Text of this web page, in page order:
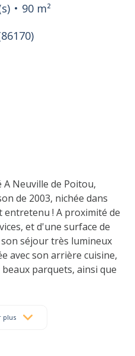
90 m²
Neuville de Poitou,
de 2003, nichée dans
! A proximité de
et d'une surface de
séjour très lumineux
avec son arrière cuisine,
parquets, ainsi que
: Chauffage par
et très bonne
plus